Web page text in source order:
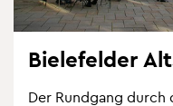
Bie­le­fel­der
Der Rund­gang